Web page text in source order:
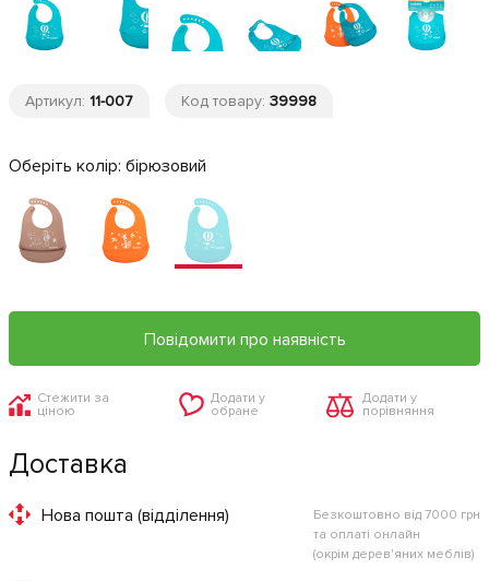
Артикул: 11-007 Код товару: 39998
Оберіть колір: бірюзовий
Повідомити про наявність
Стежити за
ціною
Додати у
обране
Додати у
порівняння
Доставка
Нова пошта (відділення)
Безкоштовно від 7000 грн
та оплаті онлайн
(окрім дерев'яних меблів)